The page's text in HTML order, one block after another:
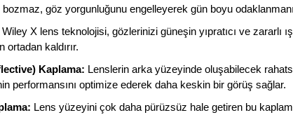
göz yorgunluğunu engelleyerek gün boyu
Wiley X lens teknolojisi, gözlerinizi güneşin yıpratıcı ve zararlı
ortadan kaldırır.
Kaplama: Lenslerin arka yüzeyinde oluşabilecek
performansını optimize ederek daha keskin bir görüş sağlar.
Lens yüzeyini çok daha pürüzsüz hale getiren bu